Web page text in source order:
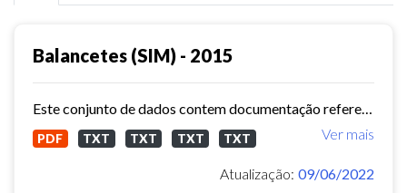
Balancetes (SIM) - 2015
Ver mais
PDF TXT TXT TXT TXT
Atualização: 09/06/2022